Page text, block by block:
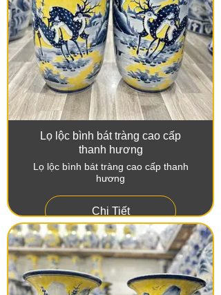
Lọ lộc bình bát tràng cao cấp
thanh hương
Lọ lộc bình bát tràng cao cấp thanh
hương
Chi Tiết